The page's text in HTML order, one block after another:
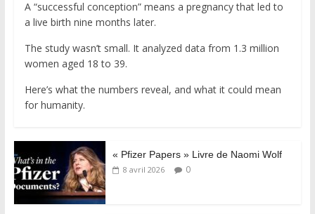
A “successful conception” means a pregnancy that led to
a live birth nine months later.
The study wasn’t small. It analyzed data from 1.3 million
women aged 18 to 39.
Here’s what the numbers reveal, and what it could mean
for humanity.
« Pfizer Papers » Livre de Naomi Wolf
8 avril 2026 0